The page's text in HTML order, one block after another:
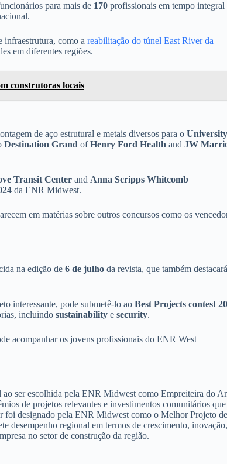
para mais de 170 profissionais em tempo integral
infraestrutura, como a reabilitação do túnel East River da
em diferentes regiões.
construtoras locais
de aço estrutural e metais diversos para o University
Destination Grand ofHenry Ford Health and JW
Transit Center and Anna Scripps Whitcomb
da ENR Midwest.
em matérias sobre outros concursos como os
na edição de 6 de julho da revista, que também destacará
interessante, pode submetê-lo ao Best Projects contest
incluindo sustainability e security.
acompanhar os jovens profissionais do ENR West
ser escolhida pela ENR Midwest como Empreiteira do
de projetos relevantes e investimentos comunitários que
foi designado pela ENR Midwest como o Melhor Projeto de
regional em termos de crescimento, inovação,
no setor de construção da região.